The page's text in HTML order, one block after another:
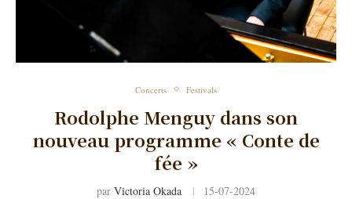
Concerts Festivals
Rodolphe Menguy dans son
nouveau programme « Conte de
fée »
par Victoria Okada 15-07-2024